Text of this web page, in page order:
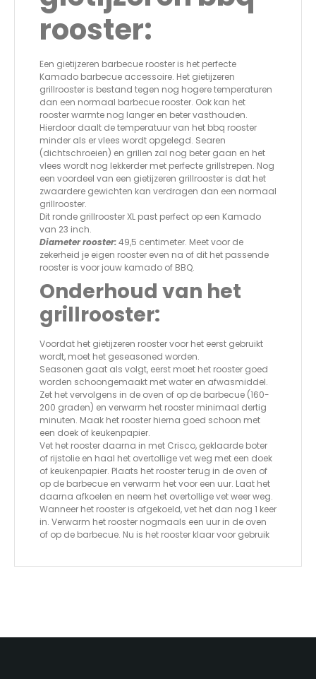
rooster:
Een gietijzeren barbecue rooster is het perfecte
Kamado barbecue accessoire. Het gietijzeren
grillrooster is bestand tegen nog hogere temperaturen
dan een normaal barbecue rooster. Ook kan het
rooster warmte nog langer en beter vasthouden.
Hierdoor daalt de temperatuur van het bbq rooster
minder als er vlees wordt opgelegd. Searen
(dichtschroeien) en grillen zal nog beter gaan en het
vlees wordt nog lekkerder met perfecte grillstrepen. Nog
een voordeel van een gietijzeren grillrooster is dat het
zwaardere gewichten kan verdragen dan een normaal
grillrooster.
Dit ronde grillrooster XL past perfect op een Kamado
van 23 inch.
Diameter rooster:49,5 centimeter. Meet voor de
zekerheid je eigen rooster even na of dit het passende
rooster is voor jouw kamado of BBQ.
Onderhoud van het
grillrooster:
Voordat het gietijzeren rooster voor het eerst gebruikt
wordt, moet het geseasoned worden.
Seasonen gaat als volgt, eerst moet het rooster goed
worden schoongemaakt met water en afwasmiddel.
Zet het vervolgens in de oven of op de barbecue (160-
200 graden) en verwarm het rooster minimaal dertig
minuten. Maak het rooster hierna goed schoon met
een doek of keukenpapier.
Vet het rooster daarna in met Crisco, geklaarde boter
of rijstolie en haal het overtollige vet weg met een doek
of keukenpapier. Plaats het rooster terug in de oven of
op de barbecue en verwarm het voor een uur. Laat het
daarna afkoelen en neem het overtollige vet weer weg.
Wanneer het rooster is afgekoeld, vet het dan nog 1 keer
in. Verwarm het rooster nogmaals een uur in de oven
of op de barbecue. Nu is het rooster klaar voor gebruik